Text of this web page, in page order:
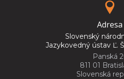
Adresa
Slovenský
Jazykovedný ústav Ľ.
Panská
811 01
Slovenská